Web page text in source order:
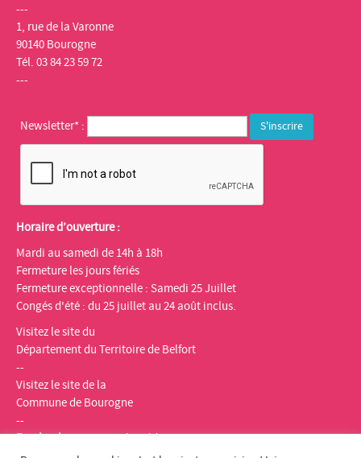
---
1, rue de la Varonne
90140 Bourogne
Tél. 03 84 23 59 72
---
Newsletter* :
Horaire d’ouverture :
Mardi au samedi de 14h à 18h
Fermeture les jours fériés
Fermeture exceptionnelle : Samedi 25 Juillet
Congés d'été : du 25 juillet au 24 août inclus.
Visitez le site du
Département du Territoire de Belfort
--
Visitez le site de la
Commune de Bourogne
--
Facebook:Espace multimédia Gantner